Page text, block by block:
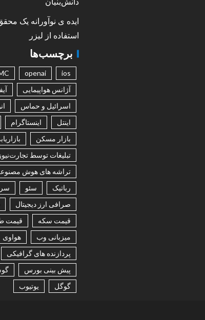
ایده ی نوآورانه یک
استفاده از لیزر
برچسب‌ها
ios
openai
آژانس هواپیمایی
اسرائیل و حماس
اینتل
اینستاگرام
بازار مسکن
تبلیغات توسط تجارت‌نیوز
تراشه های هوش
رباتیک
سئو
صرافی ارز دیجیتال
قیمت سکه
قیمت
میزبانی وب
هواوی
پردازنده های گرافیکی
پیش بینی بورس
گوگل
یوتیوب